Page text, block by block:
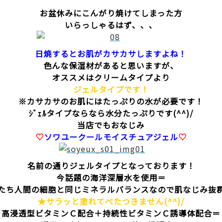
お盆休みにこんがり焼けてしまった方
いらっしゃるはず、、、
日焼するとお肌がカサカサしますよね！
色んな保湿材があると思いますが、
オススメはクリームタイプより
ジェルタイプです！
※カサカサのお肌にはたっぷりの水が必要です！
ｼﾞｪﾙタイプならなら水分たっぷりです(^^)/
当店でもおなじみ
♡ソワユークールモイスチュアジェル♡
名前の通りジェルタイプとなっております！
今話題の海洋深層水を使用＝
ち人間の細胞と同じミネラルバランスなので肌なじみ抜
★サラッと塗れてべたつきません(^^)/
高浸透型ビタミンＣ配合＋持続性ビタミンＣ誘導体配合＝